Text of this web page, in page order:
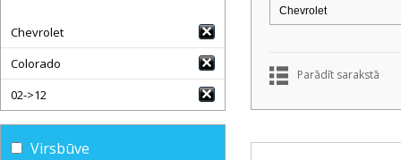
Chevrolet
Colorado
02->12
Virsbūve
Parādīt sarakstā